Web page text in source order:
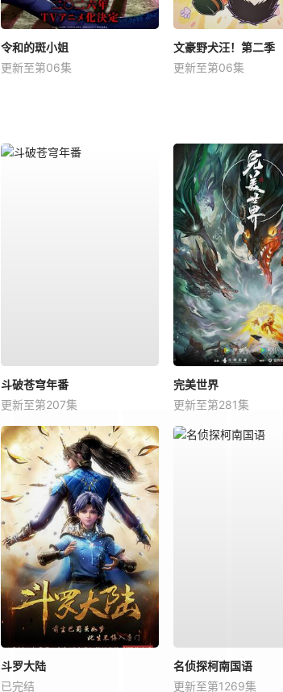
令和的斑小姐
更新至第06集
文豪野犬汪！第二季
更新至第06集
斗破苍穹年番
更新至第207集
完美世界
更新至第281集
斗罗大陆
已完结
名侦探柯南国语
更新至第1269集